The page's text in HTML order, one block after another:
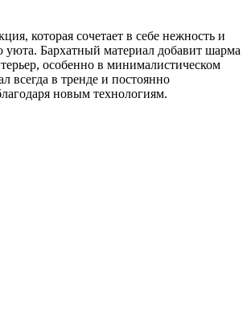
которая сочетает в себе нежность и
уюта. Бархатный материал добавит шарма
особенно в минималистическом
всегда в тренде и постоянно
новым технологиям.